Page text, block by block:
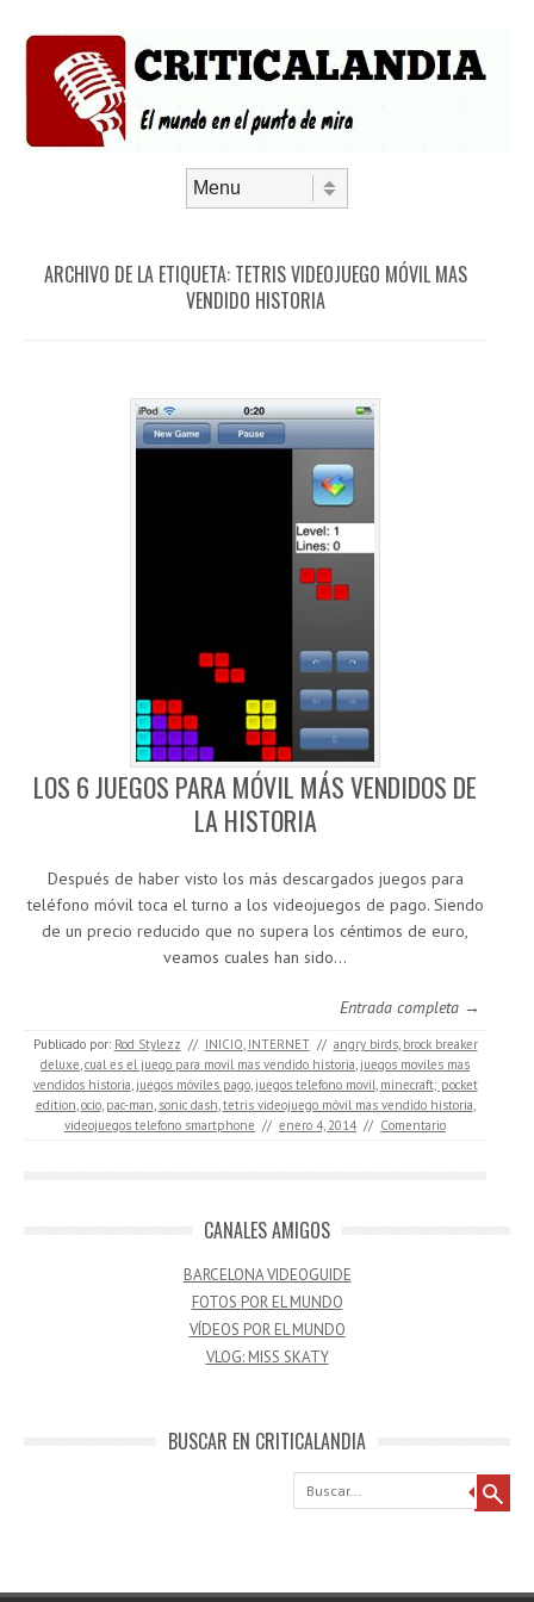
ARCHIVO DE LA ETIQUETA: TETRIS VIDEOJUEGO MÓVIL MAS
VENDIDO HISTORIA
LOS 6 JUEGOS PARA MÓVIL MÁS VENDIDOS DE
LA HISTORIA
Después de haber visto los más descargados juegos para
teléfono móvil toca el turno a los videojuegos de pago. Siendo
de un precio reducido que no supera los céntimos de euro,
veamos cuales han sido…
Entrada completa →
Publicado por: Rod Stylezz // INICIO, INTERNET // angry birds, brock breaker
deluxe,cual es el juego para movil mas vendido historia, juegos moviles mas
vendidos historia, juegos móviles pago, juegos telefono movil, minecraft; pocket
edition,ocio, pac-man, sonic dash,tetris videojuego móvil mas vendido historia,
videojuegos telefono smartphone // enero 4, 2014 // Comentario
CANALES AMIGOS
BARCELONA VIDEOGUIDE
FOTOS POR EL MUNDO
VÍDEOS POR EL MUNDO
VLOG: MISS SKATY
BUSCAR EN CRITICALANDIA
Buscar